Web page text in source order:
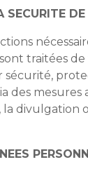
traitées
des
divulgation